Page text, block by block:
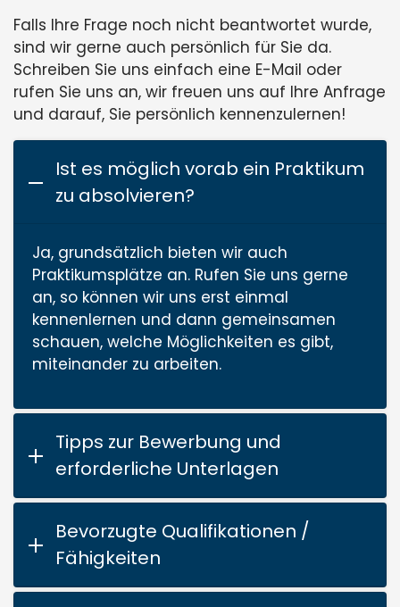
Falls Ihre Frage noch nicht beantwortet wurde,
sind wir gerne auch persönlich für Sie da.
Schreiben Sie uns einfach eine E-Mail oder
rufen Sie uns an, wir freuen uns auf Ihre Anfrage
und darauf, Sie persönlich kennenzulernen!
Ist es möglich vorab ein Praktikum
zu absolvieren?
Ja, grundsätzlich bieten wir auch
Praktikumsplätze an. Rufen Sie uns gerne
an, so können wir uns erst einmal
kennenlernen und dann gemeinsamen
schauen, welche Möglichkeiten es gibt,
miteinander zu arbeiten.
Tipps zur Bewerbung und
erforderliche Unterlagen
Bevorzugte Qualifikationen /
Fähigkeiten